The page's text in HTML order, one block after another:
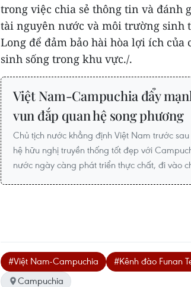
trong việc chia sẻ thông tin và đánh
tài nguyên nước và môi trường sinh
Long để đảm bảo hài hòa lợi ích của
sinh sống trong khu vực./.
Việt Nam-Campuchia đẩy
vun đắp quan hệ song phương
Chủ tịch nước khẳng định Việt Nam trước
hệ hữu nghị truyền thống tốt đẹp với
nước ngày càng phát triển thực chất, đi vào
#Việt Nam-Campuchia #Kênh đào Funan
Campuchia